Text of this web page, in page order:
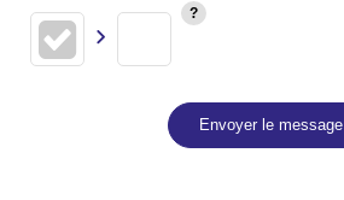
Envoyer le message